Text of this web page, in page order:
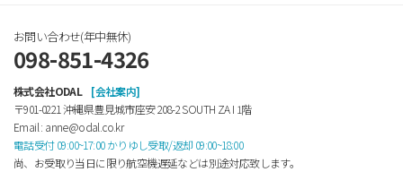
お問い合わせ(年中無休)
098-851-4326
株式会社ODAL
[会社案内]
〒901-0221 沖縄県豊見城市座安 208-2 SOUTH ZA Ⅰ 1階
Email : anne@odal.co.kr
電話受付 09:00~17:00 かりゆし受取/返却 09:00~18:00
尚、お受取り当日に限り航空機遅延などは別途対応致します。